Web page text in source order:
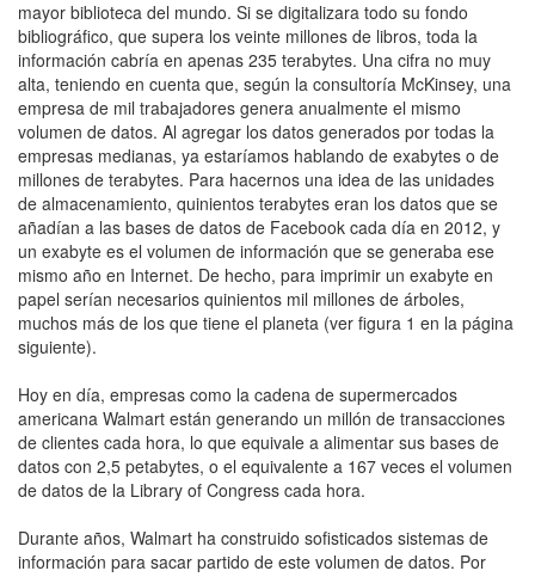
mayor biblioteca del mundo. Si se digitalizara todo su fondo
bibliográfico, que supera los veinte millones de libros, toda la
información cabría en apenas 235 terabytes. Una cifra no muy
alta, teniendo en cuenta que, según la consultoría McKinsey, una
empresa de mil trabajadores genera anualmente el mismo
volumen de datos. Al agregar los datos generados por todas la
empresas medianas, ya estaríamos hablando de exabytes o de
millones de terabytes. Para hacernos una idea de las unidades
de almacenamiento, quinientos terabytes eran los datos que se
añadían a las bases de datos de Facebook cada día en 2012, y
un exabyte es el volumen de información que se generaba ese
mismo año en Internet. De hecho, para imprimir un exabyte en
papel serían necesarios quinientos mil millones de árboles,
muchos más de los que tiene el planeta (ver figura 1 en la página
siguiente).
Hoy en día, empresas como la cadena de supermercados
americana Walmart están generando un millón de transacciones
de clientes cada hora, lo que equivale a alimentar sus bases de
datos con 2,5 petabytes, o el equivalente a 167 veces el volumen
de datos de la Library of Congress cada hora.
Durante años, Walmart ha construido sofisticados sistemas de
información para sacar partido de este volumen de datos. Por